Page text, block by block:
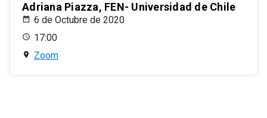
Adriana Piazza, FEN- Universidad de Chile
6 de Octubre de 2020
17:00
Zoom